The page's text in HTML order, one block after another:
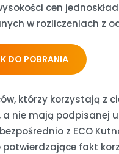
cen
w rozliczeniach z
DO POBRANIA
którzy korzystają z
a nie mają podpisanej
z ECO
potwierdzające fakt